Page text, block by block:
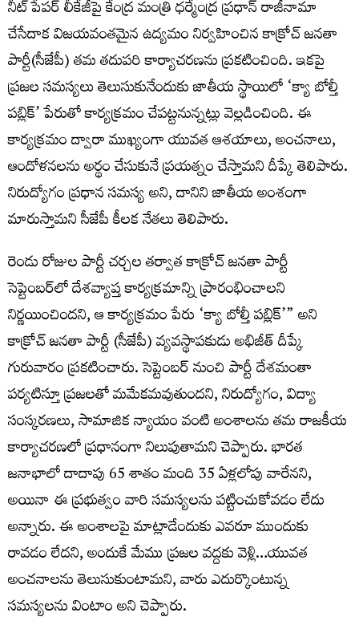
నీట్ పేపర్ లీకేజీపై కేంద్ర మంత్రి ధర్మేంద్ర ప్రధాన్ రాజీనామా
చేసేదాక విజయవంతమైన ఉద్యమం నిర్వహించిన కాక్రోచ్‌ జనతా
పార్టీ(సీజేపీ) తమ తదుపరి కార్యాచరణను ప్రకటించింది. ఇకపై
ప్రజల సమస్యలు తెలుసుకునేందుకు జాతీయ స్థాయిలో ‘క్యా బోల్తీ
పబ్లిక్‌’ పేరుతో కార్యక్రమం చేపట్టనున్నట్లు వెల్లడించింది. ఈ
కార్యక్రమం ద్వారా ముఖ్యంగా యువత ఆశయాలు, అంచనాలు,
ఆందోళనలను అర్థం చేసుకునే ప్రయత్నం చేస్తామని దీప్కే తెలిపారు.
నిరుద్యోగం ప్రధాన సమస్య అని, దానిని జాతీయ అంశంగా
మారుస్తామని సీజేపీ కీలక నేతలు తెలిపారు.
రెండు రోజుల పార్టీ చర్చల తర్వాత కాక్రోచ్ జనతా పార్టీ
సెప్టెంబర్‌లో దేశవ్యాప్త కార్యక్రమాన్ని ప్రారంభించాలని
నిర్ణయించిందని, ఆ కార్యక్రమం పేరు ‘క్యా బోల్తీ పబ్లిక్’” అని
కాక్రోచ్ జనతా పార్టీ (సీజేపీ) వ్యవస్థాపకుడు అభిజీత్ దీప్కే
గురువారం ప్రకటించారు. సెప్టెంబర్ నుంచి పార్టీ దేశమంతా
పర్యటిస్తూ ప్రజలతో మమేకమవుతుందని, నిరుద్యోగం, విద్యా
సంస్కరణలు, సామాజిక న్యాయం వంటి అంశాలను తమ రాజకీయ
కార్యాచరణలో ప్రధానంగా నిలుపుతామని చెప్పారు. భారత
జనాభాలో దాదాపు 65 శాతం మంది 35 ఏళ్లలోపు వారేనని,
అయినా ఈ ప్రభుత్వం వారి సమస్యలను పట్టించుకోవడం లేదు
అన్నారు. ఈ అంశాలపై మాట్లాడేందుకు ఎవరూ ముందుకు
రావడం లేదని, అందుకే మేము ప్రజల వద్దకు వెళ్లి…యువత
అంచనాలను తెలుసుకుంటామని, వారు ఎదుర్కొంటున్న
సమస్యలను వింటాం అని చెప్పారు.